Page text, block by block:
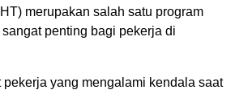
merupakan salah satu program
penting bagi pekerja di
pekerja yang mengalami kendala saat